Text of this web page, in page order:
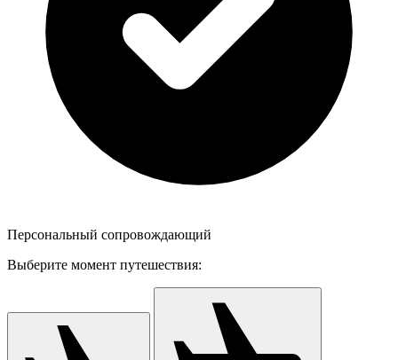
Персональный сопровождающий
Выберите момент путешествия: